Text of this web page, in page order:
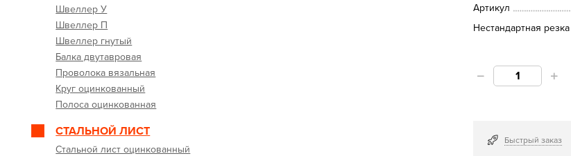
Швеллер У
Швеллер П
Швеллер гнутый
Балка двутавровая
Проволока вязальная
Круг оцинкованный
Полоса оцинкованная
СТАЛЬНОЙ ЛИСТ
Стальной лист оцинкованный
Артикул
Нестандартная резка
Быстрый заказ